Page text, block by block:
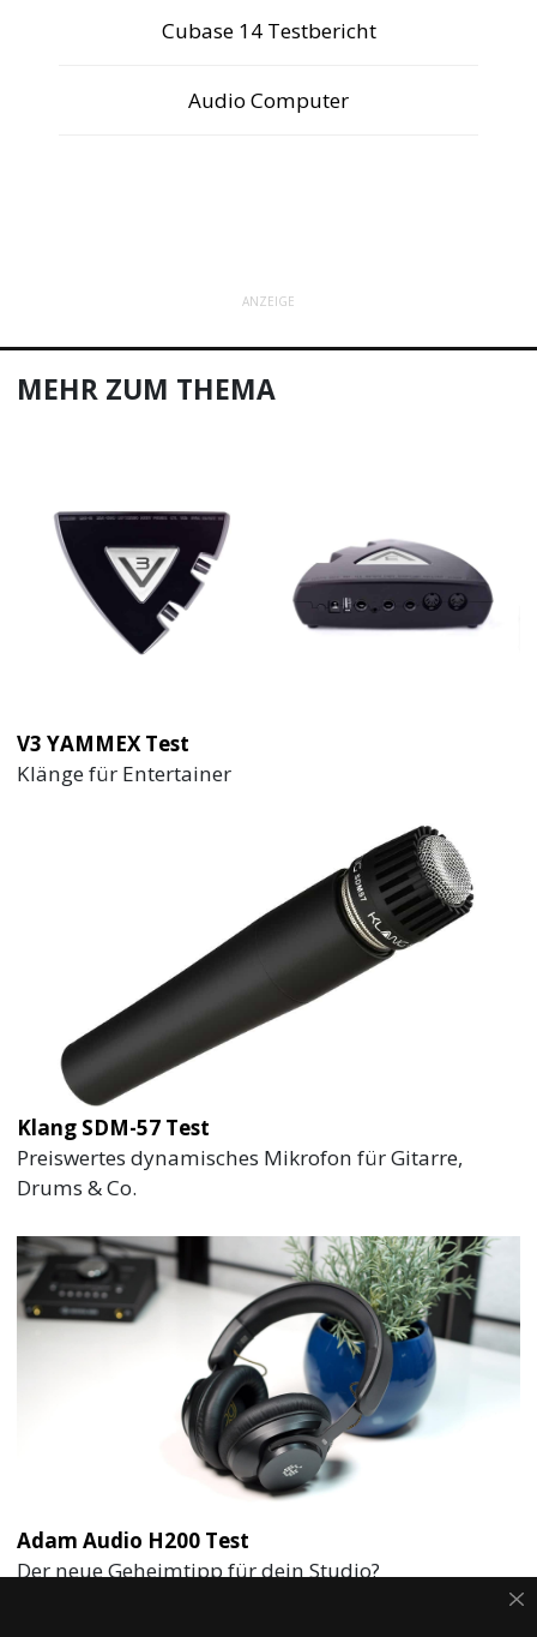
Cubase 14 Testbericht
Audio Computer
ANZEIGE
MEHR ZUM THEMA
V3 YAMMEX Test
Klänge für Entertainer
Klang SDM-57 Test
Preiswertes dynamisches Mikrofon für Gitarre,
Drums & Co.
Adam Audio H200 Test
Der neue Geheimtipp für dein Studio?